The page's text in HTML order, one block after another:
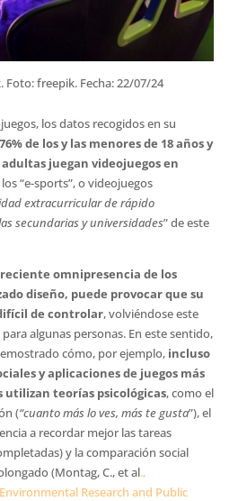
Foto: freepik. Fecha: 22/07/24
los datos recogidos en su
de los y las menores de 18 años y
adultas juegan videojuegos en
“e-sports”, o videojuegos
extracurricular de rápido
secundarias y universidades” de este
omnipresencia de los
diseño, puede provocar que su
de controlar, volviéndose este
algunas personas. En este sentido,
cómo, por ejemplo, incluso
y aplicaciones de juegos más
utilizan teorías psicológicas, como el
(“cuanto más lo ves, más te gusta”), el
a recordar mejor las tareas
y la comparación social
(Montag, C., et al.,
Research and Public